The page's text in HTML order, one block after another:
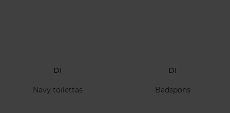
DI
Navy toilettas
DI
Badspons